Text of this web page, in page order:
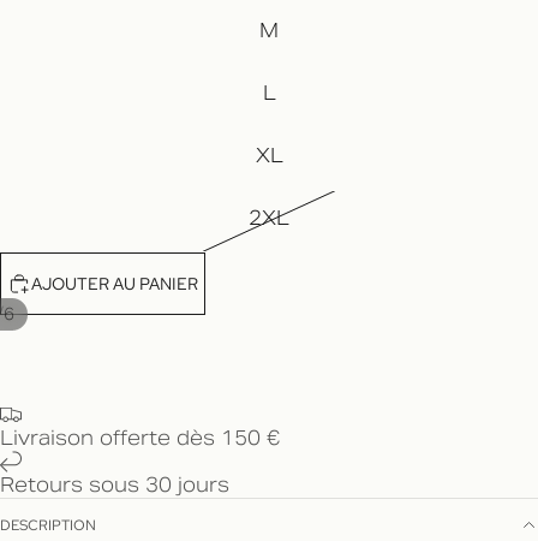
6
M
L
XL
2XL
AJOUTER AU PANIER
Livraison offerte dès 150 €
Retours sous 30 jours
DESCRIPTION